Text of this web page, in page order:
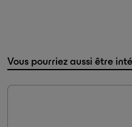
Vous pourriez aussi être